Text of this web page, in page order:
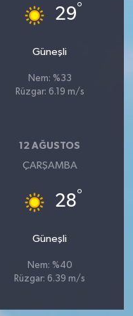
29°
Güneşli
Nem: %33
Rüzgar: 6.19 m/s
12 AĞUSTOS
ÇARŞAMBA
28°
Güneşli
Nem: %40
Rüzgar: 6.39 m/s